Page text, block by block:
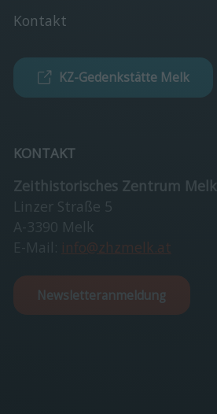
Kontakt
KZ-Gedenkstätte Melk
KONTAKT
Zeithistorisches Zentrum Melk
Linzer Straße 5
A-3390 Melk
E-Mail: info@zhzmelk.at
Newsletteranmeldung